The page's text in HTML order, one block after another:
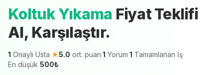
Koltuk Yıkama Fiyat Teklifi
Al, Karşılaştır.
1 Onaylı Usta·★5.0 ort. puan·1 Yorum·1 Tamamlanan İş·
En düşük 500₺